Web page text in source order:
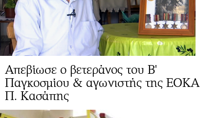
Απεβίωσε ο βετεράνος του Β'
Παγκοσμίου & αγωνιστής της ΕΟΚΑ
Π. Κασάπης